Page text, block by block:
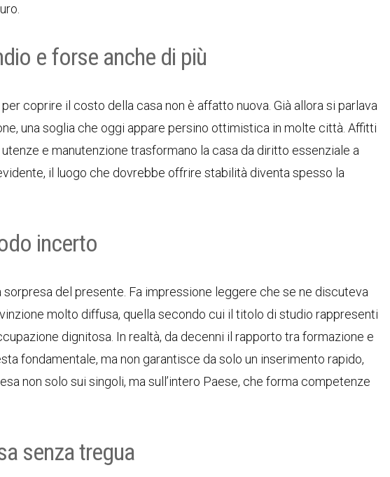
e forse anche di più
coprire il costo della casa non è affatto nuova. Già allora si parlava
una soglia che oggi appare persino ottimistica in molte città. Affitti
e manutenzione trasformano la casa da diritto essenziale a
il luogo che dovrebbe offrire stabilità diventa spesso la
incerto
del presente. Fa impressione leggere che se ne discuteva
molto diffusa, quella secondo cui il titolo di studio rappresenti
dignitosa. In realtà, da decenni il rapporto tra formazione e
fondamentale, ma non garantisce da solo un inserimento rapido,
non solo sui singoli, ma sull’intero Paese, che forma competenze
senza tregua